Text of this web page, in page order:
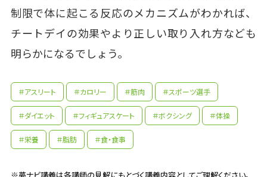
制限で体に起こる反応のメカニズムがわかれば、
チートデイの効果やより正しい取り入れ方なども
明らかになるでしょう。
＃アスリート ＃カロリー ＃筋肉 ＃スポーツ選手
＃ダイエット ＃フィギュアスケート ＃ボクシング ＃体操
＃栄養 ＃脂肪 ＃食・食事